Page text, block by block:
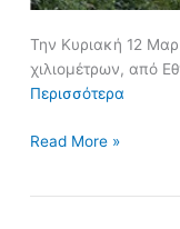
Την Κυριακή 12
χιλιομέτρων, από
Περισσότερα
Read More »